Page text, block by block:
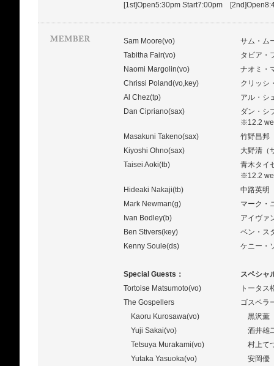
[1st]Open5:30pm Start7:00pm
Sam Moore(vo)
サム・ム
Tabitha Fair(vo)
タビア・
Naomi Margolin(vo)
ナオミ・
Chrissi Poland(vo,key)
クリッシ
Al Chez(tp)
アル・シ
Dan Cipriano(sax)
ダン・
※12.2
Masakuni Takeno(sax)
竹野昌
Kiyoshi Ohno(sax)
大野清（
Taisei Aoki(tb)
青木タイ
※12.2
Hideaki Nakaji(tb)
中路英明
Mark Newman(g)
マーク・
Ivan Bodley(b)
アイヴァ
Ben Stivers(key)
ベン・ス
Kenny Soule(ds)
ケニー・
Special Guests：
スペシャ
Tortoise Matsumoto(vo)
トータ
The Gospellers
ゴスペ
Kaoru Kurosawa(vo)
黒沢薫
Yuji Sakai(vo)
酒井雄
Tetsuya Murakami(vo)
村上て
Yutaka Yasuoka(vo)
安岡優